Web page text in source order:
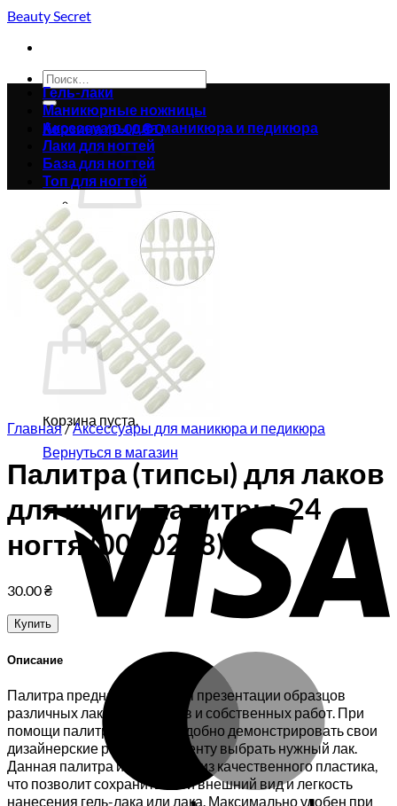
Skip
content
Beauty Secret
Искать:
Корзина /0.00₴0
Корзина пуста.
Вернуться в магазин
0
Корзина
Корзина пуста.
Вернуться в магазин
Гель-лаки
Маникюрные ножницы
Аксессуары для маникюра и педикюра
Лаки для ногтей
База для ногтей
Топ для ногтей
Главная/Аксессуары для маникюра и педикюра
Палитра (типсы) для лаков
для книги-палитры, 24
ногтя (0080268)
30.00₴
Купить
Описание
Палитра предназначена для презентации образцов
различных лаков, гель лаков и собственных работ. При
помощи палитры мастеру удобно демонстрировать свои
дизайнерские работы, а клиенту выбрать нужный лак.
Данная палитра изготовлена из качественного пластика,
что позволит сохранить свой внешний вид и легкость
нанесения гель-лака или лака. Максимально удобен при